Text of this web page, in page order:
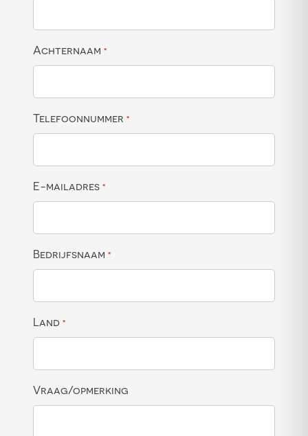
Achternaam *
Telefoonnummer *
E-mailadres *
Bedrijfsnaam *
Land *
Vraag/opmerking